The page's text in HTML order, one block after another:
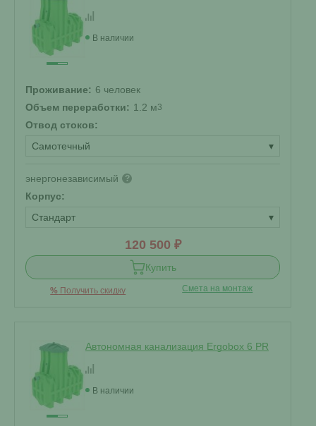
В наличии
Проживание: 6 человек
Объем переработки: 1.2 м3
Отвод стоков:
Самотечный
▾
энергонезависимый ?
Корпус:
Стандарт
▾
120 500 ₽
Купить
% Получить скидку Смета на монтаж
Автономная канализация Ergobox 6 PR
В наличии